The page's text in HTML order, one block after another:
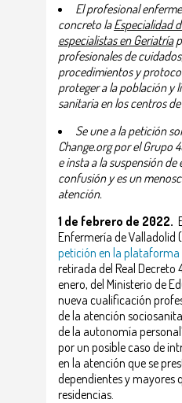
El profesional
concreto laEspecialidad
especialistas en Geriatría
profesionales de
procedimientos y
proteger a la población y
sanitaria en los centros
Se une a la petición
Change.org por el Grupo
e insta a la suspensión
confusión y es un
atención.
1 de febrero de 2022.
Enfermería de Valladolid
petición en la plataforma
retirada del Real Decreto
enero, del Ministerio de
nueva cualificación
de la atención
de la autonomía
por un posible caso de
en la atención que se
dependientes y mayores
residencias.